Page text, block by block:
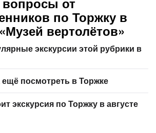
по Торжку в
вертолётов»
экскурсии этой рубрики в
ещё посмотреть в Торжке
экскурсия по Торжку в августе